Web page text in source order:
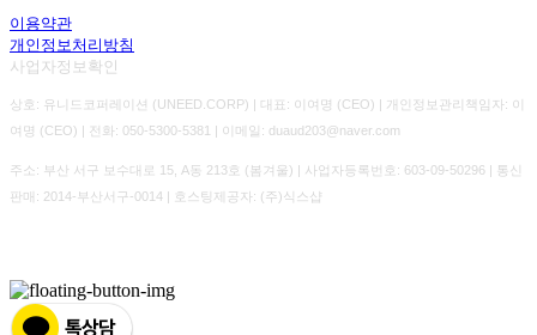
이용약관
개인정보처리방침
사업자정보확인
상호: 유니드코퍼레이션 (UNEED.CORP) | 대표: 이여명 (CEO) | 개인정보관리책임자: 이
여명 (CEO) | 전화: 050-5300-5381 | 이메일: duaud203@naver.com
주소: 부산 서구 보수대로 15, A동 213호 (봄겨울) | 사업자등록번호: 603-09-50296 | 통신
판매: 2014-부산서구-0014 | 호스팅제공자: (주)식스샵